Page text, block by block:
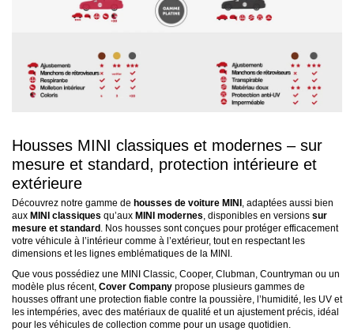
Housses MINI classiques et modernes – sur
mesure et standard, protection intérieure et
extérieure
Découvrez notre gamme de housses de voiture MINI , adaptées aussi bien
aux MINI classiques qu’aux MINI modernes , disponibles en versions sur
mesure et standard . Nos housses sont conçues pour protéger efficacement
votre véhicule à l’intérieur comme à l’extérieur, tout en respectant les
dimensions et les lignes emblématiques de la MINI.
Que vous possédiez une MINI Classic, Cooper, Clubman, Countryman ou un
modèle plus récent, Cover Company propose plusieurs gammes de
housses offrant une protection fiable contre la poussière, l’humidité, les UV et
les intempéries, avec des matériaux de qualité et un ajustement précis, idéal
pour les véhicules de collection comme pour un usage quotidien.